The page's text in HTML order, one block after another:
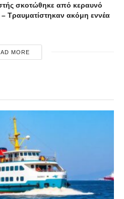
σκοτώθηκε από κεραυνό
Τραυματίστηκαν ακόμη εννέα
MORE